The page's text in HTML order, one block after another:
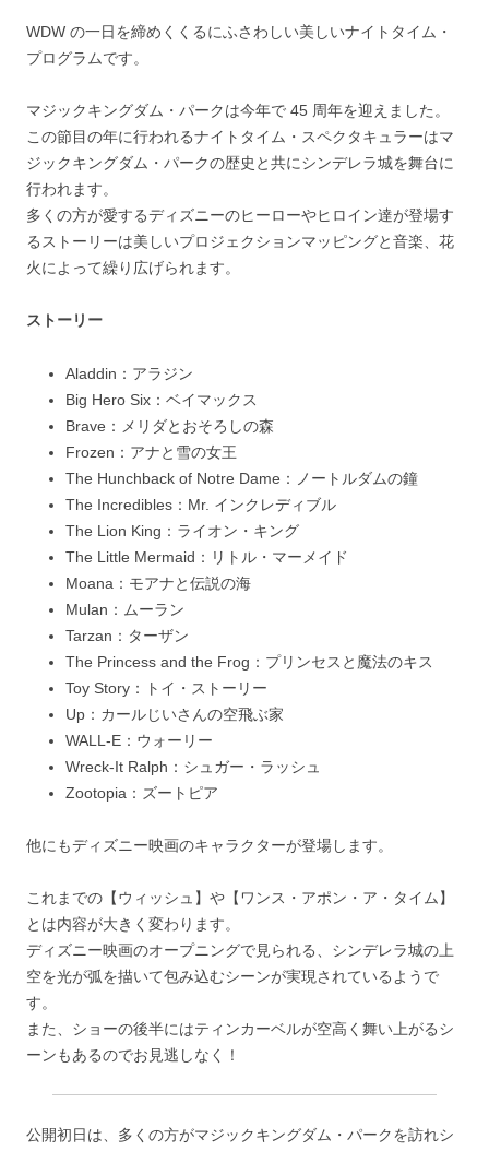
WDW の一日を締めくくるにふさわしい美しいナイトタイム・
プログラムです。
マジックキングダム・パークは今年で 45 周年を迎えました。
この節目の年に行われるナイトタイム・スペクタキュラーはマ
ジックキングダム・パークの歴史と共にシンデレラ城を舞台に
行われます。
多くの方が愛するディズニーのヒーローやヒロイン達が登場す
るストーリーは美しいプロジェクションマッピングと音楽、花
火によって繰り広げられます。
ストーリー
Aladdin：アラジン
Big Hero Six：ベイマックス
Brave：メリダとおそろしの森
Frozen：アナと雪の女王
The Hunchback of Notre Dame：ノートルダムの鐘
The Incredibles：Mr. インクレディブル
The Lion King：ライオン・キング
The Little Mermaid：リトル・マーメイド
Moana：モアナと伝説の海
Mulan：ムーラン
Tarzan：ターザン
The Princess and the Frog：プリンセスと魔法のキス
Toy Story：トイ・ストーリー
Up：カールじいさんの空飛ぶ家
WALL-E：ウォーリー
Wreck-It Ralph：シュガー・ラッシュ
Zootopia：ズートピア
他にもディズニー映画のキャラクターが登場します。
これまでの【ウィッシュ】や【ワンス・アポン・ア・タイム】
とは内容が大きく変わります。
ディズニー映画のオープニングで見られる、 シンデレラ城の上
空を光が弧を描いて包み込むシーンが実現 されているようで
す。
また、 ショーの後半にはティンカーベルが空高く舞い上がるシ
ーンもあるのでお見逃しなく！
公開初日は、多くの方がマジックキングダム・パークを訪れシ